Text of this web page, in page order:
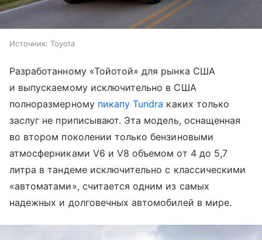
Источник: Toyota
Разработанному «Тойотой» для рынка США
и выпускаемому исключительно в США
полноразмерному пикапу Tundra каких только
заслуг не приписывают. Эта модель, оснащенная
во втором поколении только бензиновыми
атмосферниками V6 и V8 объемом от 4 до 5,7
литра в тандеме исключительно с классическими
«автоматами», считается одним из самых
надежных и долговечных автомобилей в мире.